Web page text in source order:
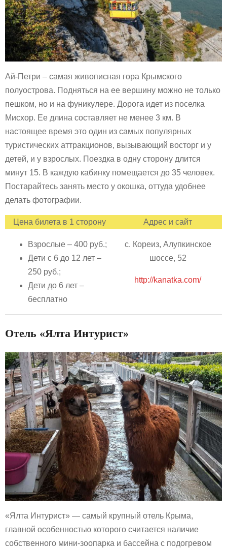
Ай-Петри – самая живописная гора Крымского
полуострова. Подняться на ее вершину можно не только
пешком, но и на фуникулере. Дорога идет из поселка
Мисхор. Ее длина составляет не менее 3 км. В
настоящее время это один из самых популярных
туристических аттракционов, вызывающий восторг и у
детей, и у взрослых. Поездка в одну сторону длится
минут 15. В каждую кабинку помещается до 35 человек.
Постарайтесь занять место у окошка, оттуда удобнее
делать фотографии.
Цена билета в 1 сторону Адрес и сайт
Взрослые – 400 руб.;
Дети с 6 до 12 лет –
250 руб.;
Дети до 6 лет –
бесплатно
с. Кореиз, Алупкинское
шоссе, 52
http://kanatka.com/
Отель «Ялта Интурист»
«Ялта Интурист» — самый крупный отель Крыма,
главной особенностью которого считается наличие
собственного мини-зоопарка и бассейна с подогревом